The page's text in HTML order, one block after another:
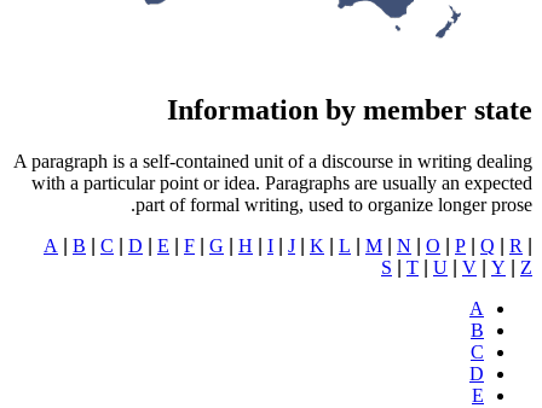
A paragraph is a self-contained unit
with a particular point or idea.
part of formal
A
|B |C |D |E F G H I